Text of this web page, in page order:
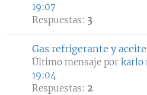
19:07
Respuestas: 3
Gas refrigerante y aceite
Último mensaje por karlo
19:04
Respuestas: 2